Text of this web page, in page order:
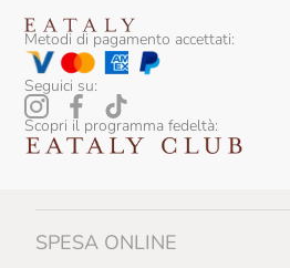
Casa Belfi
Casa E. Di Mirafiore
Casale Della Ioria
Cascina Corte
Cascina GemmaRina
Metodi di pagamento accettati:
Seguici su:
Scopri il programma fedeltà:
SPESA ONLINE